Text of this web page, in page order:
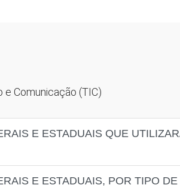
Comunicação (TIC)
E ESTADUAIS QUE
E ESTADUAIS, POR TIPO